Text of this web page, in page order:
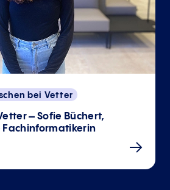
bei Vetter
– Sofie Büchert,